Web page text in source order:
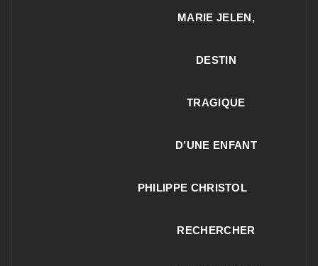
MARIE JELEN,
DESTIN
TRAGIQUE
D’UNE ENFANT
PHILIPPE CHRISTOL
RECHERCHER